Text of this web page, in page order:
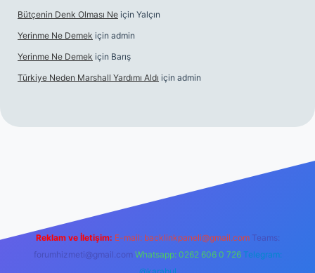
Bütçenin Denk Olması Ne için Yalçın
Yerinme Ne Demek için admin
Yerinme Ne Demek için Barış
Türkiye Neden Marshall Yardımı Aldı için admin
Reklam ve İletişim: E-mail: backlinkpaneli@gmail.com Teams:
forumhizmeti@gmail.com Whatsapp: 0262 606 0 726 Telegram: